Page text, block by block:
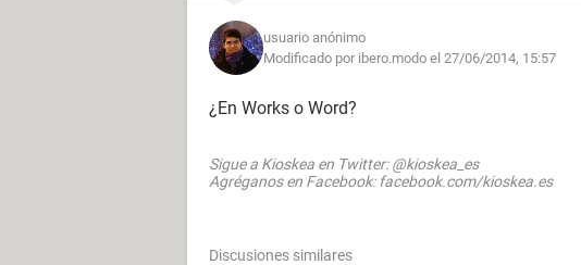
usuario anónimo
Modificado por ibero.modo el 27/06/2014, 15:57
¿En Works o Word?
Sigue a Kioskea en Twitter: @kioskea_es
Agréganos en Facebook: facebook.com/kioskea.es
Discusiones similares